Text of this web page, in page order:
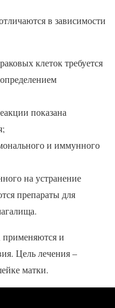
в зависимости
клеток требуется
показана
и иммунного
на устранение
препараты для
и
Цель лечения –
матки.